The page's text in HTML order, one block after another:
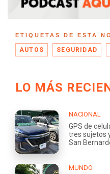
ETIQUETAS DE ESTA
AUTOS SEGURIDAD
LO MÁS
NACIONAL
GPS de
tres sujetos
San
MUNDO